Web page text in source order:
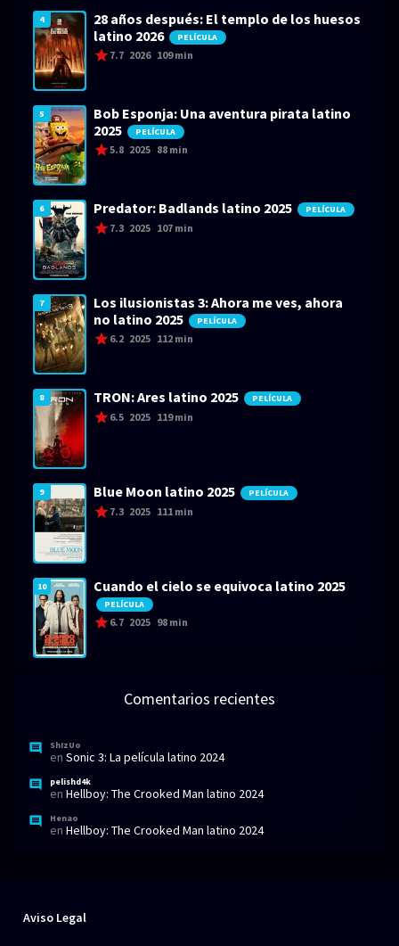
4
28 años después: El templo de los huesos
latino 2026
PELÍCULA
7.7 2026 109 min
5
Bob Esponja: Una aventura pirata latino
2025
PELÍCULA
5.8 2025 88 min
6 Predator: Badlands latino 2025 PELÍCULA
7.3 2025 107 min
7
Los ilusionistas 3: Ahora me ves, ahora
no latino 2025
PELÍCULA
6.2 2025 112 min
8 TRON: Ares latino 2025 PELÍCULA
6.5 2025 119 min
9 Blue Moon latino 2025 PELÍCULA
7.3 2025 111 min
10 Cuando el cielo se equivoca latino 2025
PELÍCULA
6.7 2025 98 min
Comentarios recientes
ShIzUo
en Sonic 3: La película latino 2024
pelishd4k
en Hellboy: The Crooked Man latino 2024
Henao
en Hellboy: The Crooked Man latino 2024
Aviso Legal